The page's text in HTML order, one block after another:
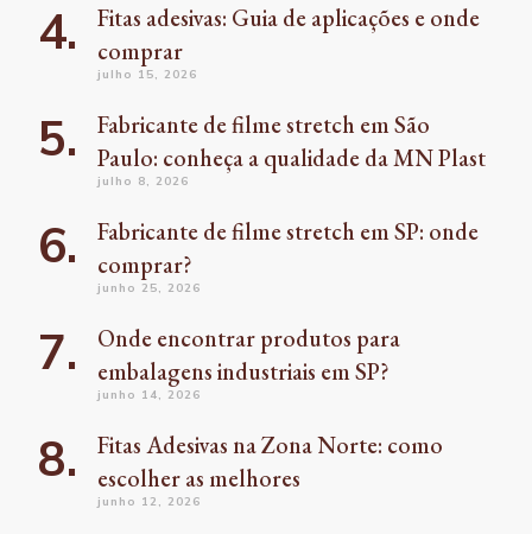
Fitas adesivas: Guia de aplicações e onde
comprar
julho 15, 2026
Fabricante de filme stretch em São
Paulo: conheça a qualidade da MN Plast
julho 8, 2026
Fabricante de filme stretch em SP: onde
comprar?
junho 25, 2026
Onde encontrar produtos para
embalagens industriais em SP?
junho 14, 2026
Fitas Adesivas na Zona Norte: como
escolher as melhores
junho 12, 2026